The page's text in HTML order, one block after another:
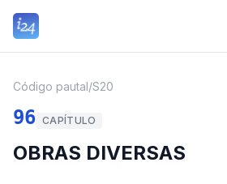
Código pautal/S20
96 CAPÍTULO
OBRAS DIVERSAS